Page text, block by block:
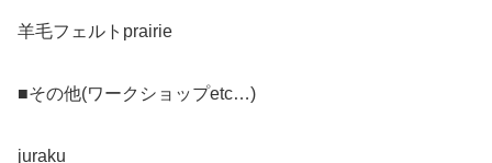
羊毛フェルトprairie
■その他(ワークショップetc…)
juraku